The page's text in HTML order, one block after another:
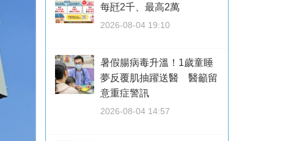
每瓩2千、最高2萬
2026-08-04 19:10
暑假腸病毒升溫！1歲童睡
夢反覆肌抽躍送醫 醫籲留
意重症警訊
2026-08-04 14:57